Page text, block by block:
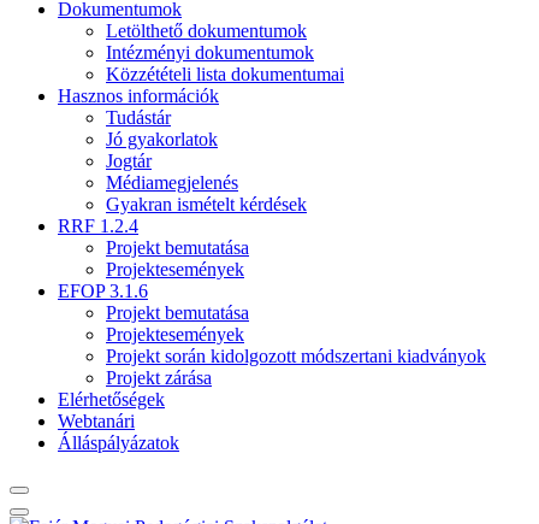
Dokumentumok
Letölthető dokumentumok
Intézményi dokumentumok
Közzétételi lista dokumentumai
Hasznos információk
Tudástár
Jó gyakorlatok
Jogtár
Médiamegjelenés
Gyakran ismételt kérdések
RRF 1.2.4
Projekt bemutatása
Projektesemények
EFOP 3.1.6
Projekt bemutatása
Projektesemények
Projekt során kidolgozott módszertani kiadványok
Projekt zárása
Elérhetőségek
Webtanári
Álláspályázatok